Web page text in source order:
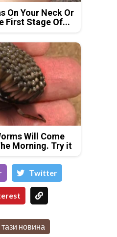
On Your Neck Or
First Stage Of...
Will Come
Morning. Try it
Тwitter
новина